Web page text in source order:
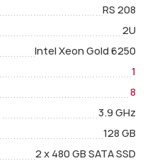
RS 208
2U
Intel Xeon Gold 6250
1
8
3.9 GHz
128 GB
2 x 480 GB SATA SSD